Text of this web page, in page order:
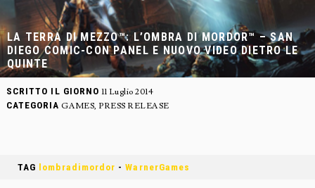
LA TERRA DI MEZZO™: L’OMBRA DI MORDOR™ – SAN
DIEGO COMIC-CON PANEL E NUOVO VIDEO DIETRO LE
QUINTE
SCRITTO IL GIORNO 11 Luglio 2014
CATEGORIA GAMES, PRESS RELEASE
TAG lombradimordor -WarnerGames